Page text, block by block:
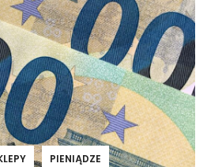
PIENIĄDZE